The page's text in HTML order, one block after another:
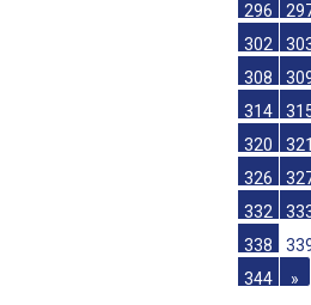
296
302
308
314
320
321
326
332
338
344
»